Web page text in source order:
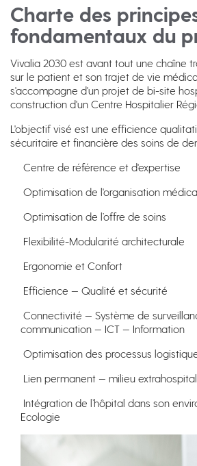
Charte des
fondamentaux du
Vivalia 2030 est avant tout une chaîne
sur le patient et son trajet de vie
s'accompagne d'un projet de bi-site
construction d'un Centre Hospitalier
L'objectif visé est une efficience
sécuritaire et financière des soins de
Centre de référence et d'expertise
Optimisation de l'organisation
Optimisation de l’offre de soins
Flexibilité-Modularité architecturale
Ergonomie et Confort
Efficience — Qualité et sécurité
Connectivité — Système de
communication — ICT — Information
Optimisation des processus
Lien permanent — milieu
Intégration de l’hôpital dans son
Ecologie